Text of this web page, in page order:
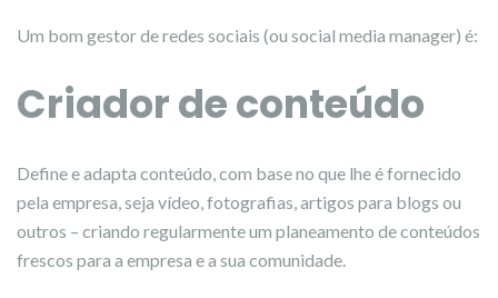
Um bom gestor de redes sociais (ou social media manager) é:
Criador de conteúdo
Define e adapta conteúdo, com base no que lhe é fornecido
pela empresa, seja vídeo, fotografias, artigos para blogs ou
outros – criando regularmente um planeamento de conteúdos
frescos para a empresa e a sua comunidade.